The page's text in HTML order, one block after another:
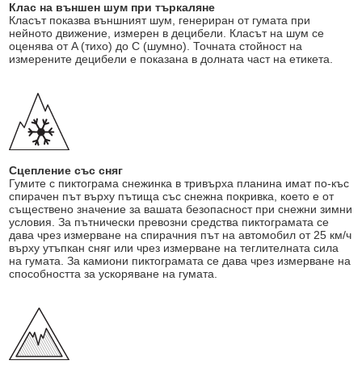
Клас на външен шум при търкаляне
Класът показва външният шум, генериран от гумата при
нейното движение, измерен в децибели. Класът на шум се
оценява от A (тихо) до C (шумно). Точната стойност на
измерените децибели е показана в долната част на етикета.
Сцепление със сняг
Гумите с пиктограма снежинка в тривърха планина имат по-къс
спирачен път върху пътища със снежна покривка, което е от
съществено значение за вашата безопасност при снежни зимни
условия. За пътнически превозни средства пиктограмата се
дава чрез измерване на спирачния път на автомобил от 25 км/ч
върху утъпкан сняг или чрез измерване на теглителната сила
на гумата. За камиони пиктограмата се дава чрез измерване на
способността за ускоряване на гумата.